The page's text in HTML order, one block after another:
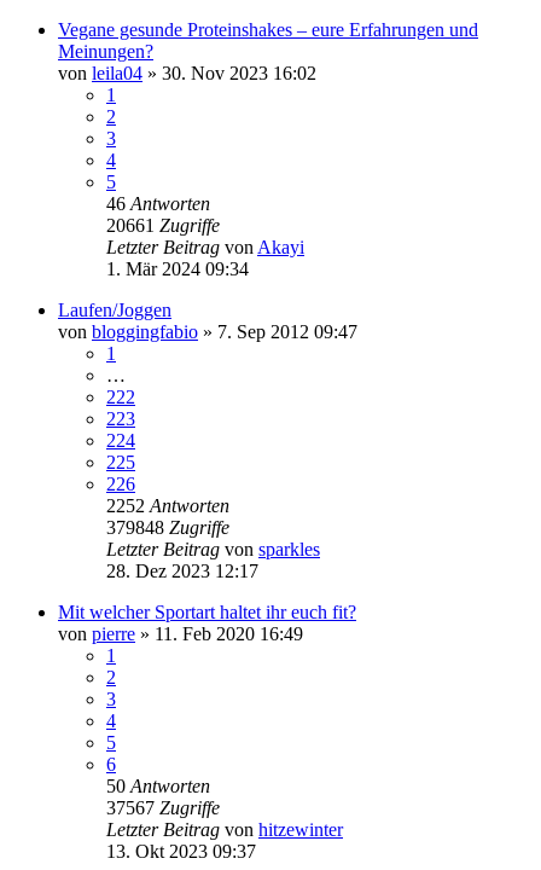
Vegane gesunde Proteinshakes – eure Erfahrungen und
Meinungen?
von leila04 » 30. Nov 2023 16:02
1
2
3
4
5
46 Antworten
20661 Zugriffe
Letzter Beitrag von Akayi
1. Mär 2024 09:34
Laufen/Joggen
von bloggingfabio » 7. Sep 2012 09:47
1
…
222
223
224
225
226
2252 Antworten
379848 Zugriffe
Letzter Beitrag von sparkles
28. Dez 2023 12:17
Mit welcher Sportart haltet ihr euch fit?
von pierre » 11. Feb 2020 16:49
1
2
3
4
5
6
50 Antworten
37567 Zugriffe
Letzter Beitrag von hitzewinter
13. Okt 2023 09:37